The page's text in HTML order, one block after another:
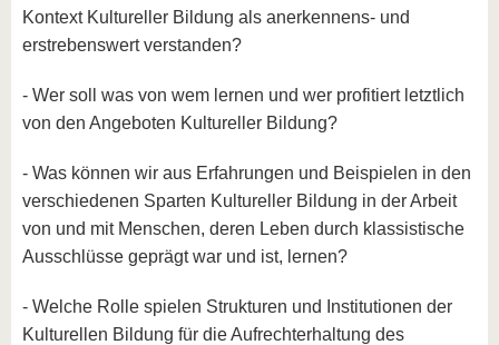
Kontext Kultureller Bildung als anerkennens- und
erstrebenswert verstanden?
- Wer soll was von wem lernen und wer profitiert letztlich
von den Angeboten Kultureller Bildung?
- Was können wir aus Erfahrungen und Beispielen in den
verschiedenen Sparten Kultureller Bildung in der Arbeit
von und mit Menschen, deren Leben durch klassistische
Ausschlüsse geprägt war und ist, lernen?
- Welche Rolle spielen Strukturen und Institutionen der
Kulturellen Bildung für die Aufrechterhaltung des